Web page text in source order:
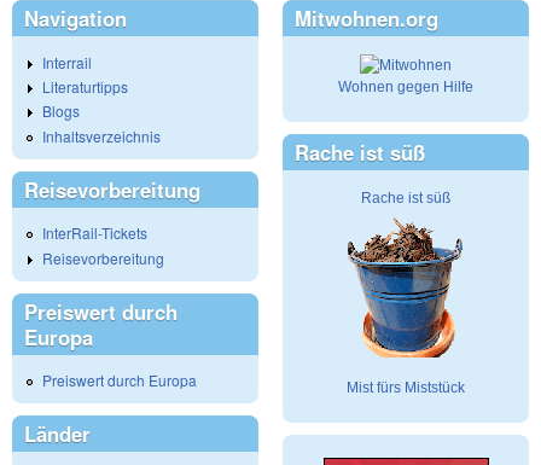
Navigation
Interrail
Literaturtipps
Blogs
Inhaltsverzeichnis
Reisevorbereitung
InterRail-Tickets
Reisevorbereitung
Preiswert durch
Europa
Preiswert durch Europa
Länder
Mitwohnen.org
Wohnen gegen Hilfe
Rache ist süß
Rache ist süß
Mist fürs Miststück